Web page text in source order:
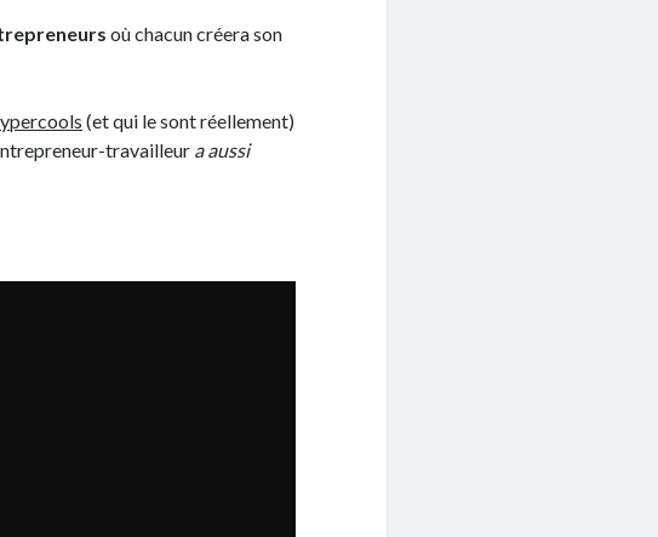
où chacun créera son
(et qui le sont réellement)
travailleur a aussi